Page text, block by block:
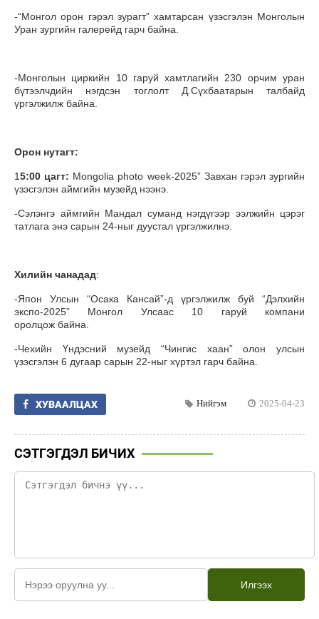
-“Монгол орон гэрэл зурагт” хамтарсан үзэсгэлэн Монголын
Уран зургийн галерейд гарч байна.
-Монголын циркийн 10 гаруй хамтлагийн 230 орчим уран
бүтээлчдийн нэгдсэн тоглолт Д.Сүхбаатарын талбайд
үргэлжилж байна.
Орон нутагт:
15:00 цагт: Mongolia photo week-2025” Завхан гэрэл зургийн
үзэсгэлэн аймгийн музейд нээнэ.
-Сэлэнгэ аймгийн Мандал суманд нэгдүгээр ээлжийн цэрэг
татлага энэ сарын 24-ныг дуустал үргэлжилнэ.
Хилийн чанадад:
-Япон Улсын “Осака Кансай”-д үргэлжилж буй “Дэлхийн
экспо-2025” Монгол Улсаас 10 гаруй компани
оролцож байна.
-Чехийн Үндэсний музейд “Чингис хаан” олон улсын
үзэсгэлэн 6 дугаар сарын 22-ныг хүртэл гарч байна.
ХУВААЛЦАХ Нийгэм 2025-04-23
СЭТГЭГДЭЛ БИЧИХ
Илгээх